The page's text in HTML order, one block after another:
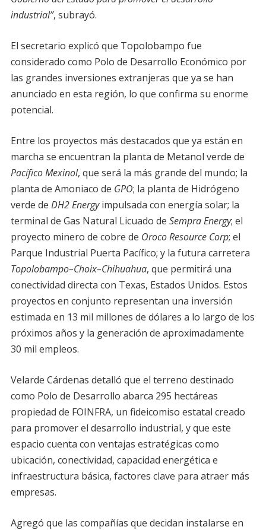
industrial”, subrayó.
El secretario explicó que Topolobampo fue
considerado como Polo de Desarrollo Económico por
las grandes inversiones extranjeras que ya se han
anunciado en esta región, lo que confirma su enorme
potencial.
Entre los proyectos más destacados que ya están en
marcha se encuentran la planta de Metanol verde de
Pacífico Mexinol, que será la más grande del mundo; la
planta de Amoniaco de GPO; la planta de Hidrógeno
verde de DH2 Energyimpulsada con energía solar; la
terminal de Gas Natural Licuado de Sempra Energy; el
proyecto minero de cobre de Oroco Resource Corp; el
Parque Industrial Puerta Pacífico; y la futura carretera
Topolobampo–Choix–Chihuahua, que permitirá una
conectividad directa con Texas, Estados Unidos. Estos
proyectos en conjunto representan una inversión
estimada en 13 mil millones de dólares a lo largo de los
próximos años y la generación de aproximadamente
30 mil empleos.
Velarde Cárdenas detalló que el terreno destinado
como Polo de Desarrollo abarca 295 hectáreas
propiedad de FOINFRA, un fideicomiso estatal creado
para promover el desarrollo industrial, y que este
espacio cuenta con ventajas estratégicas como
ubicación, conectividad, capacidad energética e
infraestructura básica, factores clave para atraer más
empresas.
Agregó que las compañías que decidan instalarse en